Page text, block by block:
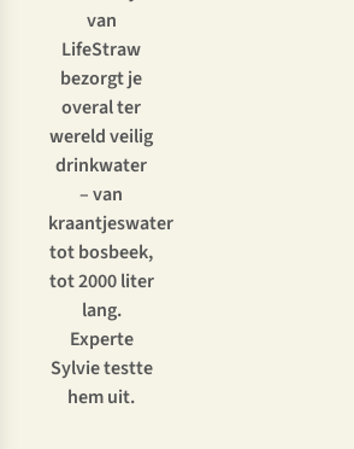
van
LifeStraw
bezorgt je
overal ter
wereld veilig
drinkwater
– van
kraantjeswater
tot bosbeek,
tot 2000 liter
lang.
Experte
Sylvie testte
hem uit.